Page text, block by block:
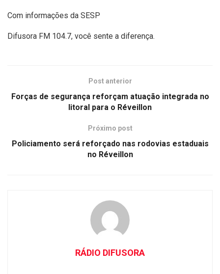
Com informações da SESP
Difusora FM 104.7, você sente a diferença.
Post anterior
Forças de segurança reforçam atuação integrada no
litoral para o Réveillon
Próximo post
Policiamento será reforçado nas rodovias estaduais
no Réveillon
RÁDIO DIFUSORA